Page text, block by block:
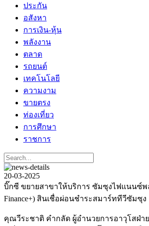
ประกัน
อสังหา
การเงิน-หุ้น
พลังงาน
ตลาด
รถยนต์
เทคโนโลยี
ความงาม
ขายตรง
ท่องเที่ยว
การศึกษา
ราชการ
20-03-2025
บิ๊กซี ขยายสาขาให้บริการ ซัมซุงไฟแนนซ์พลั
Finance+) สินเชื่อผ่อนชำระสมาร์ททีวีซัมซุง
คุณวีระชาติ คำกลัด ผู้อำนวยการอาวุโสฝ่า